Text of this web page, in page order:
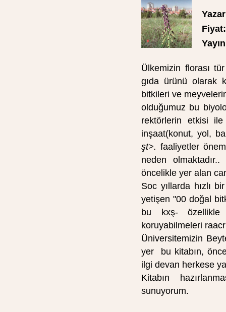
Fiyat:
Ülkemizin florası
gıda ürünü olarak
bitkileri ve
olduğumuz bu
rektörlerin etkisi
inşaat(konut, yol,
şt>. faaliyetler
neden
öncelikle yer alan
Soc yıllarda hızlı
yeti­şen "00 doğal
bu kxş- özellikle
koruyabilmeleri
Üniversitemizin
yer bu kitabın,
ilgi devan herkese
Kitabın
sunuyorum.